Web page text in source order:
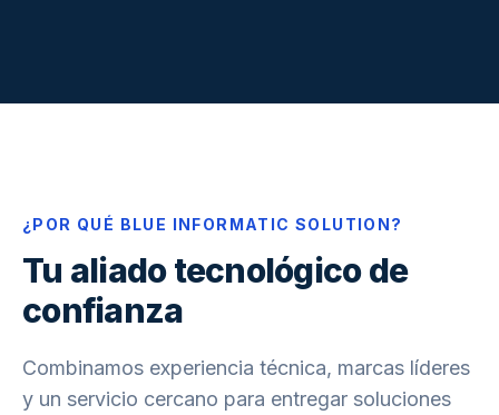
¿POR QUÉ BLUE INFORMATIC SOLUTION?
Tu aliado tecnológico de
confianza
Combinamos experiencia técnica, marcas líderes
y un servicio cercano para entregar soluciones